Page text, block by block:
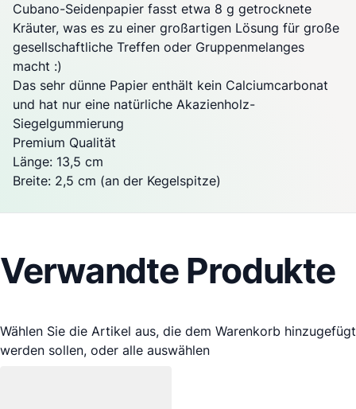
Cubano-Seidenpapier fasst etwa 8 g getrocknete
Kräuter, was es zu einer großartigen Lösung für große
gesellschaftliche Treffen oder Gruppenmelanges
macht :)
Das sehr dünne Papier enthält kein Calciumcarbonat
und hat nur eine natürliche Akazienholz-
Siegelgummierung
Premium Qualität
Länge: 13,5 cm
Breite: 2,5 cm (an der Kegelspitze)
Verwandte Produkte
Wählen Sie die Artikel aus, die dem Warenkorb hinzugefügt
werden sollen, oder alle auswählen